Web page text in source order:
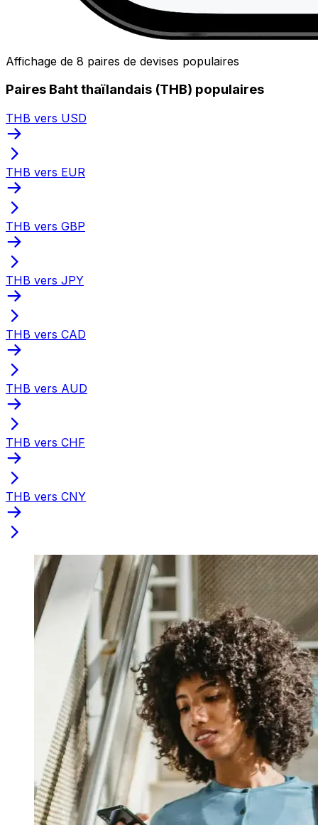
Affichage de 8 paires de devises populaires
Paires Baht thaïlandais (THB) populaires
THB vers USD
THB vers EUR
THB vers GBP
THB vers JPY
THB vers CAD
THB vers AUD
THB vers CHF
THB vers CNY